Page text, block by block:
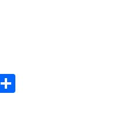
Copy